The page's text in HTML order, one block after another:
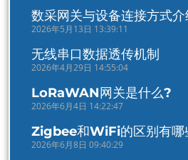
数采网关与设备连接方式介
2026年5月13日 13:39:11
无线串口数据透传机制
2026年4月29日 14:55:04
LoRaWAN网关是什么?
2026年6月4日 14:22:47
Zigbee和WiFi的区别有哪
2026年6月8日 09:40:29